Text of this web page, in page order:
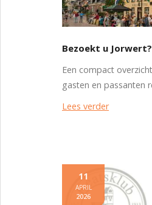
Bezoekt u Jorwert?
Een compact
gasten en passanten
Lees verder
11
APRIL
2026